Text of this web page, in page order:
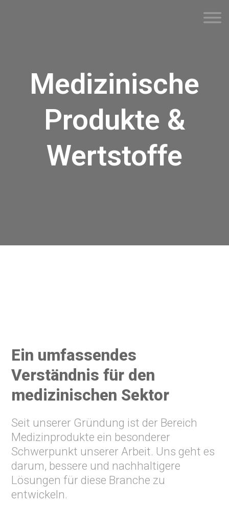
Medizinische
Produkte &
Wertstoffe
Ein umfassendes
Verständnis für den
medizinischen Sektor
Seit unserer Gründung ist der Bereich
Medizinprodukte ein besonderer
Schwerpunkt unserer Arbeit. Uns geht es
darum, bessere und nachhaltigere
Lösungen für diese Branche zu
entwickeln.